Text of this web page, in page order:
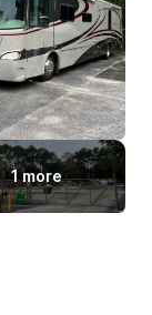
1 more